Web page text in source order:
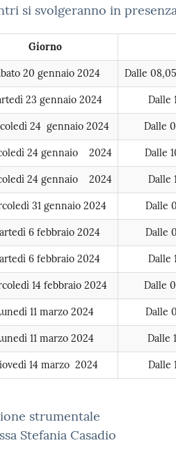
si svolgeranno in
Giorno
20 gennaio 2024 Dalle
23 gennaio 2024 Dalle
24 gennaio 2024 Dalle
24 gennaio 2024 Dalle
24 gennaio 2024 Dalle
31 gennaio 2024 Dalle
6 febbraio 2024 Dalle
6 febbraio 2024 Dalle
14 febbraio 2024 Dalle
11 marzo 2024 Dalle
11 marzo 2024 Dalle
14 marzo 2024 Dalle
strumentale
Stefania Casadio